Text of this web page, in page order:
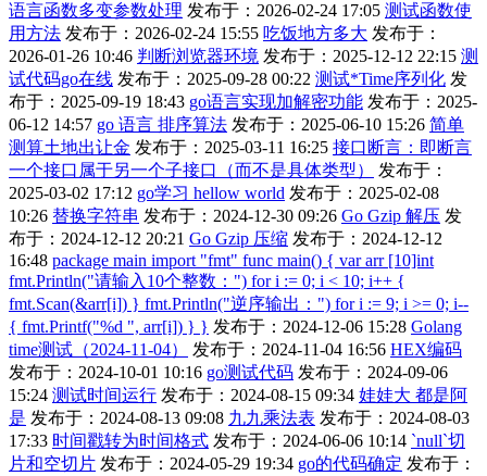
语言函数多变参数处理 发布于：2026-02-24 17:05 测试函数使
用方法 发布于：2026-02-24 15:55 吃饭地方多大 发布于：
2026-01-26 10:46 判断浏览器环境 发布于：2025-12-12 22:15 测
试代码go在线 发布于：2025-09-28 00:22 测试*Time序列化 发
布于：2025-09-19 18:43 go语言实现加解密功能 发布于：2025-
06-12 14:57 go 语言 排序算法 发布于：2025-06-10 15:26 简单
测算土地出让金 发布于：2025-03-11 16:25 接口断言：即断言
一个接口属于另一个子接口（而不是具体类型）
发布于：
2025-03-02 17:12 go学习 hellow world 发布于：2025-02-08
10:26 替换字符串 发布于：2024-12-30 09:26 Go Gzip 解压 发
布于：2024-12-12 20:21 Go Gzip 压缩 发布于：2024-12-12
16:48 package main import "fmt" func main() { var arr [10]int
fmt.Println("请输入10个整数：") for i := 0; i < 10; i++ {
fmt.Scan(&arr[i]) } fmt.Println("逆序输出：") for i := 9; i >= 0; i--
{ fmt.Printf("%d ", arr[i]) } } 发布于：2024-12-06 15:28 Golang
time测试（2024-11-04）
发布于：2024-11-04 16:56 HEX编码
发布于：2024-10-01 10:16 go测试代码 发布于：2024-09-06
15:24 测试时间运行 发布于：2024-08-15 09:34 娃娃大 都是阿
是 发布于：2024-08-13 09:08 九九乘法表 发布于：2024-08-03
17:33 时间戳转为时间格式 发布于：2024-06-06 10:14 `null`切
片和空切片 发布于：2024-05-29 19:34 go的代码确定 发布于：